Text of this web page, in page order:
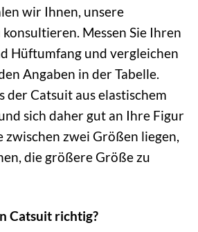
wir Ihnen, unsere
Messen Sie Ihren
Hüftumfang und vergleichen
Angaben in der Tabelle.
der Catsuit aus elastischem
sich daher gut an Ihre Figur
zwischen zwei Größen liegen,
die größere Größe zu
Catsuit richtig?